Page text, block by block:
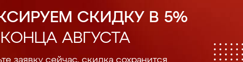
СКИДКУ В 5%
АВГУСТА
заявку сейчас, скидка сохранится.